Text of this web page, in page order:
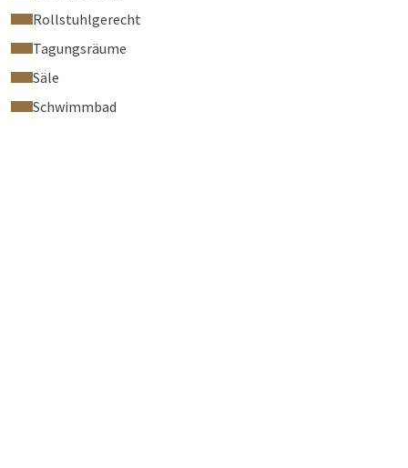
Rollstuhlgerecht
Tagungsräume
Säle
Schwimmbad